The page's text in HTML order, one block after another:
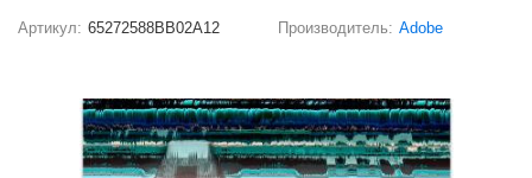
Артикул: 65272588BB02A12 Производитель: Adobe